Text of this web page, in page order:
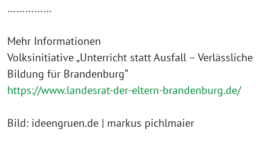
……………
Mehr Informationen
Volksinitiative „Unterricht statt Ausfall – Verlässliche
Bildung für Brandenburg“
https://www.landesrat-der-eltern-brandenburg.de/
Bild: ideengruen.de | markus pichlmaier